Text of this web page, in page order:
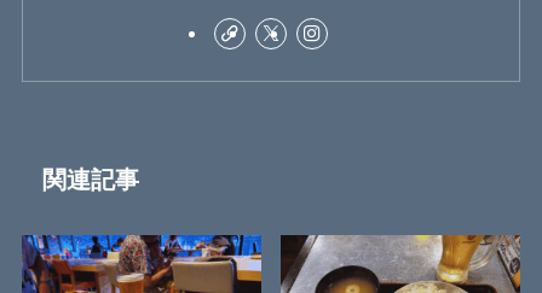
関連記事